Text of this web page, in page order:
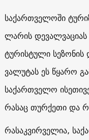
საქართველოში
ლარის დევალვაციას
ტურისტული
ვალუტას ეს წყარო
საქართველო
რასაც თურქეთი და
რასაკვირველია,